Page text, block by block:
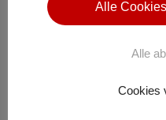
Personal stetig
Alle
Alle
Cookies